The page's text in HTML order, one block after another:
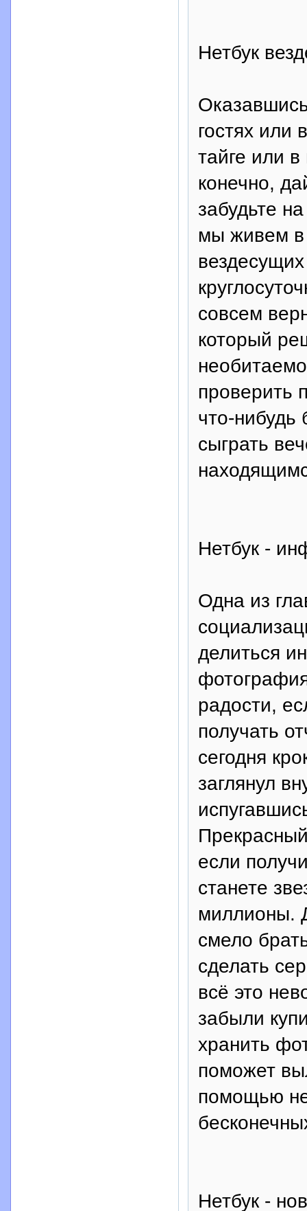
Нетбук
гостях или
тайге или
конечно,
забудьте
мы живем в
совсем
который
проверить
что-нибудь
сыграть
Нетбук -
Одна из
делиться
радости,
получать
сегодня
заглянул
если
станете
миллионы.
смело
сделать
всё это
забыли
хранить
поможет
помощью
Нетбук -